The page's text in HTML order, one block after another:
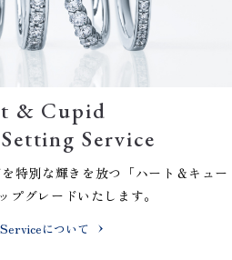
& Cupid
Service
特別な輝きを放つ「ハート＆キュー
プグレードいたします。
について